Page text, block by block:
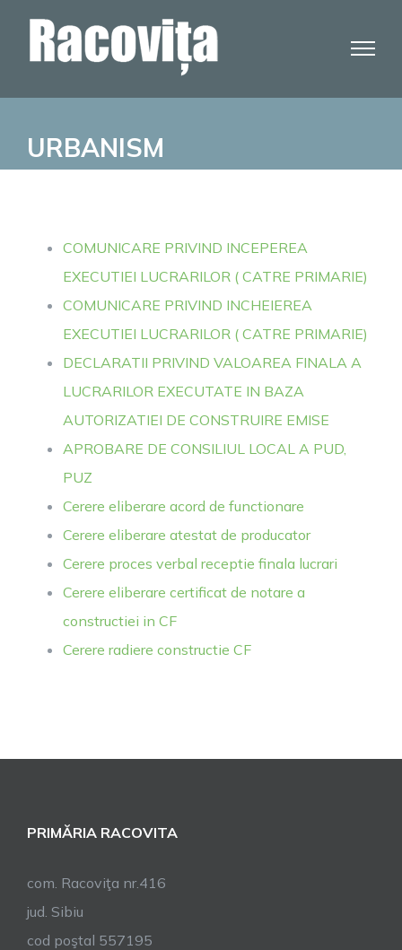
URBANISM
COMUNICARE PRIVIND INCEPEREA
EXECUTIEI LUCRARILOR ( CATRE PRIMARIE)
COMUNICARE PRIVIND INCHEIEREA
EXECUTIEI LUCRARILOR ( CATRE PRIMARIE)
DECLARATII PRIVIND VALOAREA FINALA A
LUCRARILOR EXECUTATE IN BAZA
AUTORIZATIEI DE CONSTRUIRE EMISE
APROBARE DE CONSILIUL LOCAL A PUD,
PUZ
Cerere eliberare acord de functionare
Cerere eliberare atestat de producator
Cerere proces verbal receptie finala lucrari
Cerere eliberare certificat de notare a
constructiei in CF
Cerere radiere constructie CF
PRIMĂRIA RACOVITA
com. Racoviţa nr.416
jud. Sibiu
cod poştal 557195